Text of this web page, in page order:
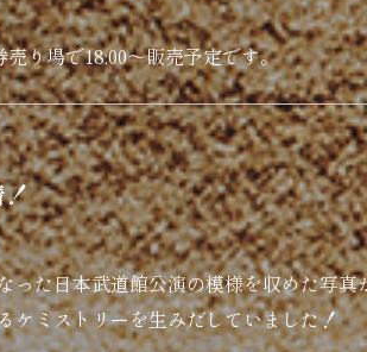
り場で18:00〜販売予定です。
った日本武道館公演の模様を収めた写真
ケミストリーを生みだしていました！